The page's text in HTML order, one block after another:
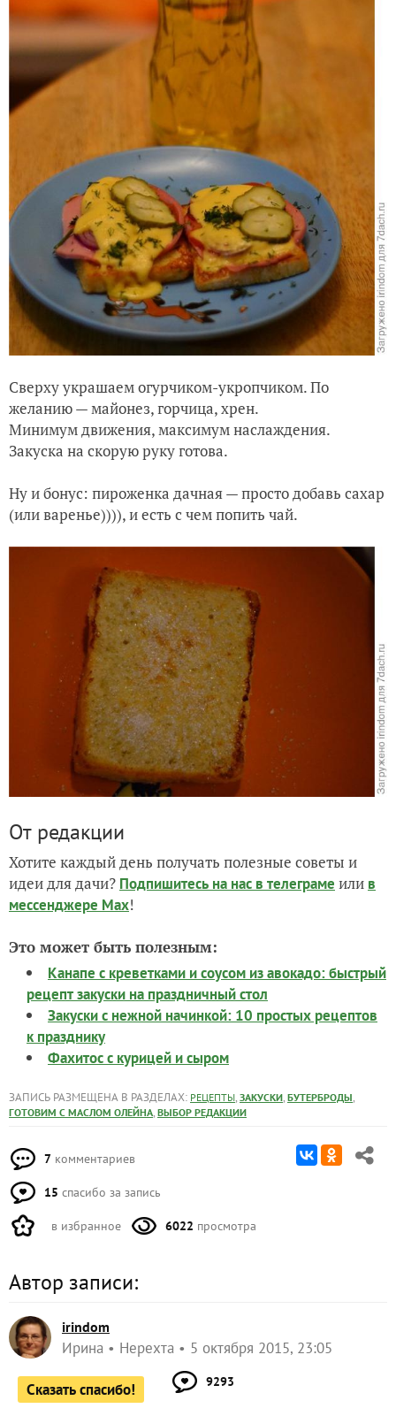
Сверху украшаем огурчиком-укропчиком. По
желанию — майонез, горчица, хрен.
Минимум движения, максимум наслаждения.
Закуска на скорую руку готова.
Ну и бонус: пироженка дачная — просто добавь сахар
(или варенье)))), и есть с чем попить чай.
От редакции
Хотите каждый день получать полезные советы и
идеи для дачи? Подпишитесь на нас в телеграме или в
мессенджере Max!
Это может быть полезным:
Канапе с креветками и соусом из авокадо: быстрый
рецепт закуски на праздничный стол
Закуски с нежной начинкой: 10 простых рецептов
к празднику
Фахитос с курицей и сыром
ЗАПИСЬ РАЗМЕЩЕНА В РАЗДЕЛАХ: РЕЦЕПТЫ, ЗАКУСКИ, БУТЕРБРОДЫ,
ГОТОВИМ С МАСЛОМ ОЛЕЙНА, ВЫБОР РЕДАКЦИИ
7 комментариев
15 спасибо за запись
в избранное 6022 просмотра
Автор записи:
irindom
Ирина Нерехта 5 октября 2015, 23:05
Сказать спасибо! 9293